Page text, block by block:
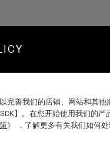
完善我们的店铺、网站和其他
】。在您开始使用我们的产
》 ，了解更多有关我们如何